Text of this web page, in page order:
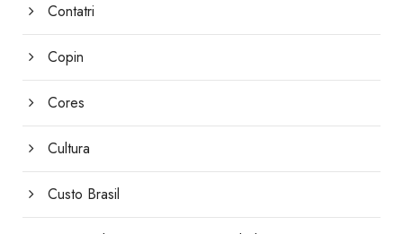
Contatri
Copin
Cores
Cultura
Custo Brasil